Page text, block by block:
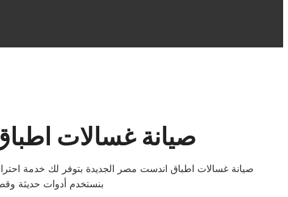
صيانة غسالات
صيانة غسالات اطباق اندست مصر الجديدة بتوفر لك خدمة
بنستخدم أدوات حديثة